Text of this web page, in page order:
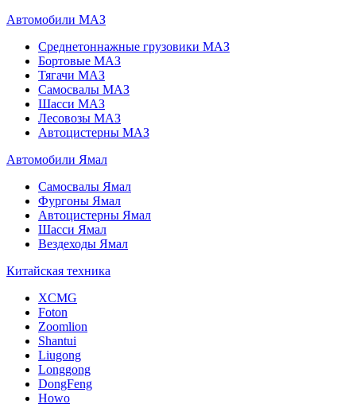
Автомобили МАЗ
Среднетоннажные грузовики МАЗ
Бортовые МАЗ
Тягачи МАЗ
Самосвалы МАЗ
Шасси МАЗ
Лесовозы МАЗ
Автоцистерны МАЗ
Автомобили Ямал
Самосвалы Ямал
Фургоны Ямал
Автоцистерны Ямал
Шасси Ямал
Вездеходы Ямал
Китайская техника
XCMG
Foton
Zoomlion
Shantui
Liugong
Longgong
DongFeng
Howo